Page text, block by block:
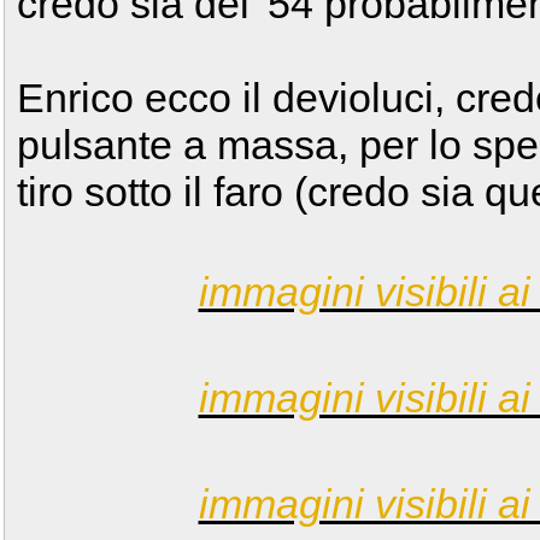
Enrico ecco il devioluci,
pulsante a massa, per lo
tiro sotto il faro (credo sia
immagini visibili
immagini visibili
immagini visibili